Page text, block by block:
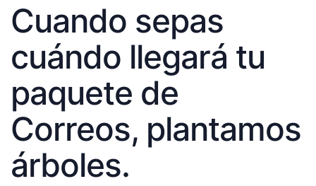
Cuando sepas
cuándo llegará tu
paquete de
Correos, plantamos
árboles.